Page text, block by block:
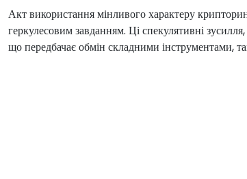
Акт використання мінливого характеру
геркулесовим завданням. Ці спекулятивні
що передбачає обмін складними інструментами,